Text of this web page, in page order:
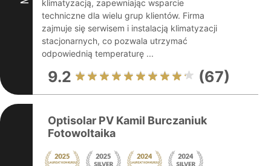
klimatyzacją, zapewniając wsparcie
techniczne dla wielu grup klientów. Firma
zajmuje się serwisem i instalacją klimatyzacji
stacjonarnych, co pozwala utrzymać
odpowiednią temperaturę ...
9.2 (67)
Optisolar PV Kamil Burczaniuk
Fotowoltaika